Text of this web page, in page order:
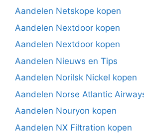
Aandelen Netskope kopen
Aandelen Nextdoor kopen
Aandelen Nextdoor kopen
Aandelen Nieuws en Tips
Aandelen Norilsk Nickel kopen
Aandelen Norse Atlantic
Aandelen Nouryon kopen
Aandelen NX Filtration kopen